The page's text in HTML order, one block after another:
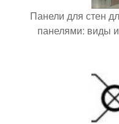
Панели для стен
панелями: виды